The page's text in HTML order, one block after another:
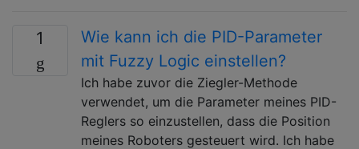
1
Wie kann ich die PID-Parameter
mit Fuzzy Logic einstellen?
Ich habe zuvor die Ziegler-Methode
verwendet, um die Parameter meines PID-
Reglers so einzustellen, dass die Position
meines Roboters gesteuert wird. Ich habe